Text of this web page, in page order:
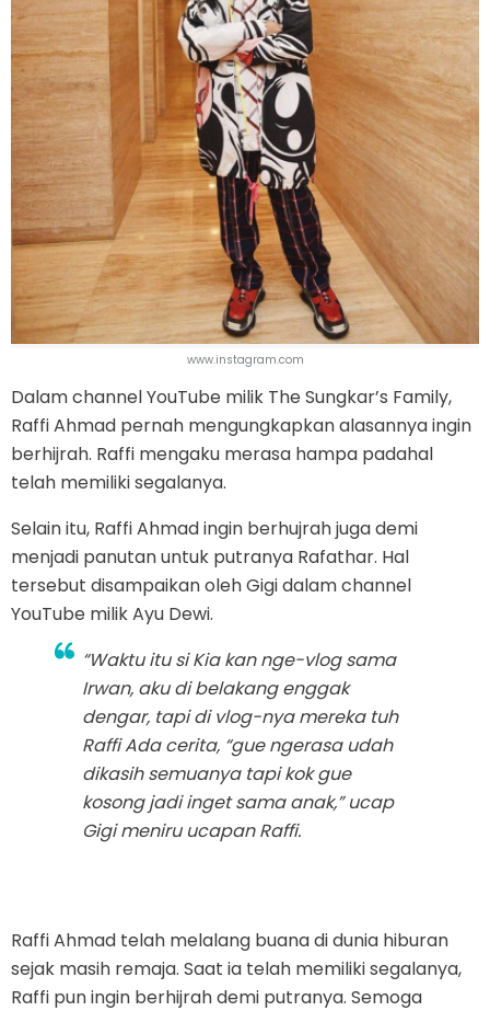
www.instagram.com
Dalam channel YouTube milik The Sungkar’s Family,
Raffi Ahmad pernah mengungkapkan alasannya ingin
berhijrah. Raffi mengaku merasa hampa padahal
telah memiliki segalanya.
Selain itu, Raffi Ahmad ingin berhujrah juga demi
menjadi panutan untuk putranya Rafathar. Hal
tersebut disampaikan oleh Gigi dalam channel
YouTube milik Ayu Dewi.
“Waktu itu si Kia kan nge-vlog sama
Irwan, aku di belakang enggak
dengar, tapi di vlog-nya mereka tuh
Raffi Ada cerita, “gue ngerasa udah
dikasih semuanya tapi kok gue
kosong jadi inget sama anak,” ucap
Gigi meniru ucapan Raffi.
Raffi Ahmad telah melalang buana di dunia hiburan
sejak masih remaja. Saat ia telah memiliki segalanya,
Raffi pun ingin berhijrah demi putranya. Semoga